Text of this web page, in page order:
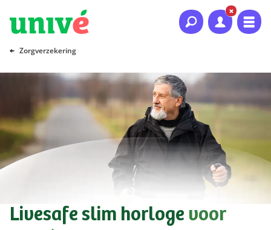
Naar hoofdinhoud
Naar hoofdnavigatie
Naar footer
Zorgverzekering
Livesafe slim horloge voor